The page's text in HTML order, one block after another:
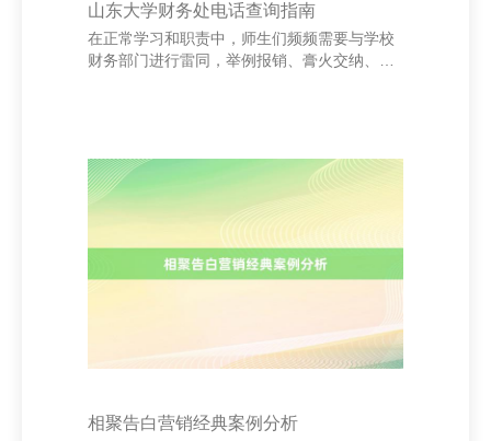
山东大学财务处电话查询指南
在正常学习和职责中，师生们频频需要与学校
财务部门进行雷同，举例报销、膏火交纳、发
务核算及服务保险等。如需究诘有关事宜，可
拨打财务处官方电话进行究诘。阐明最新信
息，山东大学财务处的关连电话为：**0531-
88967001**（总机），具体业务可关连相应科
室，如报销究诘可拨打**0531-88967002**，
膏火照应可关连**0531-
相聚告白营销经典案例分析